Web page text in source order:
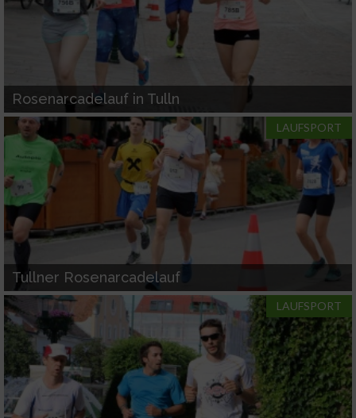
Rosenarcadelauf in Tulln
LAUFSPORT
Tullner Rosenarcadelauf
LAUFSPORT